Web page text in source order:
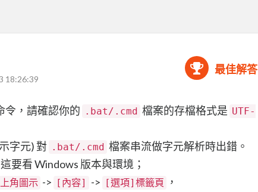
18:26:39
最佳解答
令，請確認你的 .bat/.cmd 檔案的存檔格式是 UTF-
字元) 對 .bat/.cmd 檔案串流做字元解析時出錯。
要看 Windows 版本與環境；
角圖示 -> [內容] -> [選項]標籤頁
，